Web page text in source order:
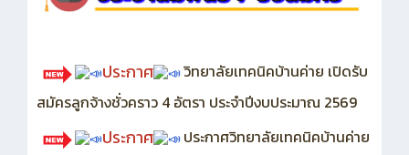
ประกาศ
วิทยาลัยเทคนิคบ้านค่าย เปิดรับ
สมัครลูกจ้างชั่วคราว 4 อัตรา ประจำปีงบประมาณ 2569
ประกาศ
ประกาศวิทยาลัยเทคนิคบ้านค่าย